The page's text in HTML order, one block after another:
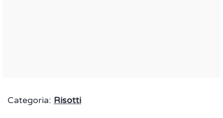
Categoria: Risotti